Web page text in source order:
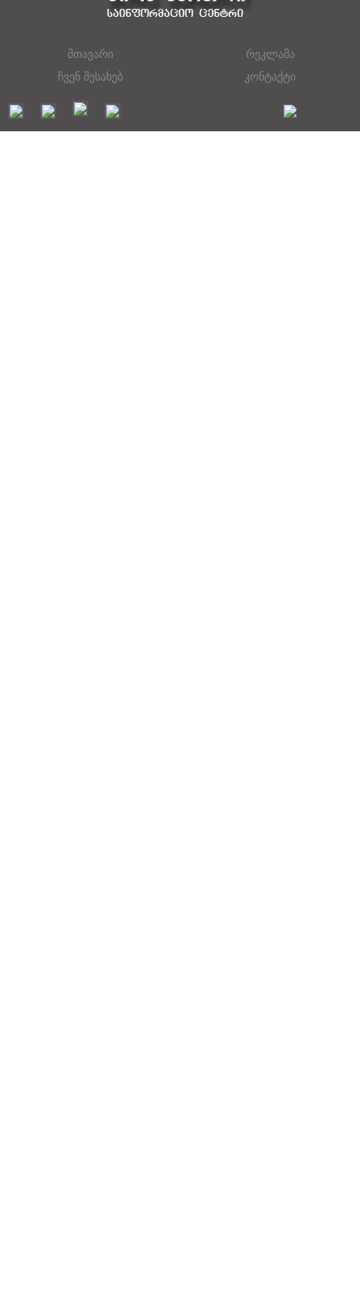
მთავარი
რეკლამა
ჩვენ შესახებ
კონტაქტი